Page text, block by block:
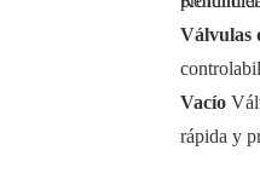
Válvulas
Vacío
rápida y